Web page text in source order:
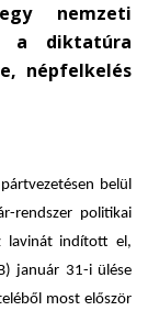
nemzeti
a diktatúra
népfelkelés
belül
rendszer politikai
lavinát indított el,
január 31-i ülése
most először